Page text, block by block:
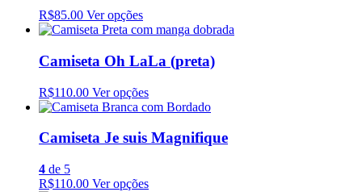
R$85.00 Ver opções
Camiseta Oh LaLa (preta)
R$110.00 Ver opções
Camiseta Je suis Magnifique
4 de 5
R$110.00 Ver opções